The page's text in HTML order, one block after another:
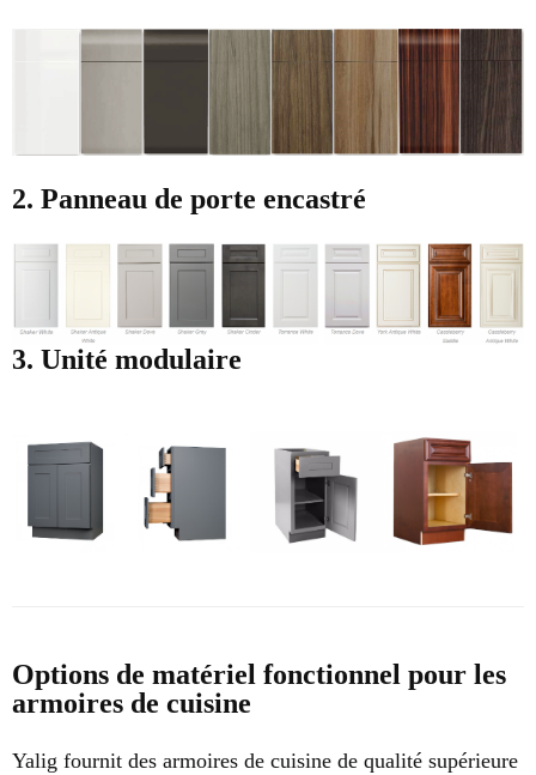
2. Panneau de porte encastré
3. Unité modulaire
Options de matériel fonctionnel pour les
armoires de cuisine
Yalig fournit des armoires de cuisine de qualité supérieure